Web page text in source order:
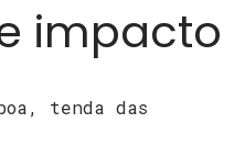
impacto
tenda das